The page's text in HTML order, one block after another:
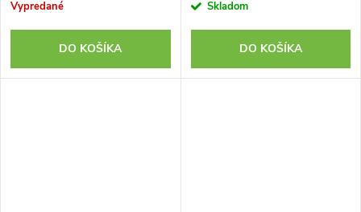
Vypredané
DO KOŠÍKA
Skladom
DO KOŠÍKA